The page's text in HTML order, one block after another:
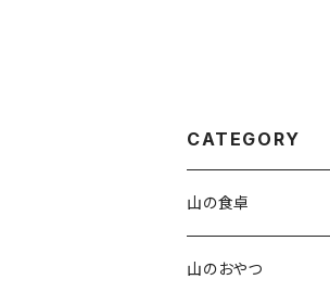
CATEGORY
山の食卓
手作りこんにゃく
山のおやつ